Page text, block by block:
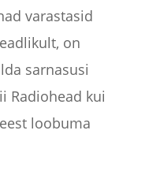
varastasid
on
sarnasusi
Radiohead kui
loobuma